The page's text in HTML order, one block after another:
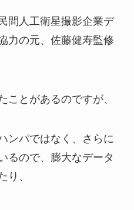
間人工衛星撮影企業デ
力の元、佐藤健寿監修
ことがあるのですが、
ンパではなく、さらに
るので、膨大なデータ
り、